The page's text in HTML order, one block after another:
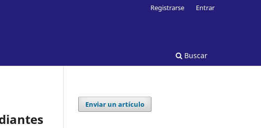
Buscar
Registrarse Entrar
Enviar un artículo